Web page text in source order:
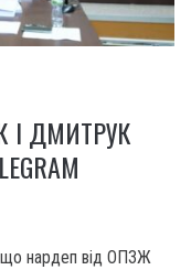
І ДМИТРУК
що нардеп від ОПЗЖ